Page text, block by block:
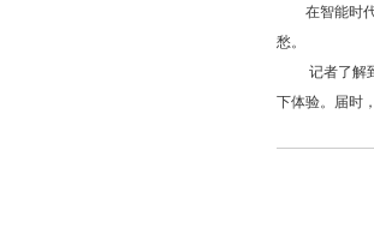
在智能时代
愁。
记者了解到
下体验。届时